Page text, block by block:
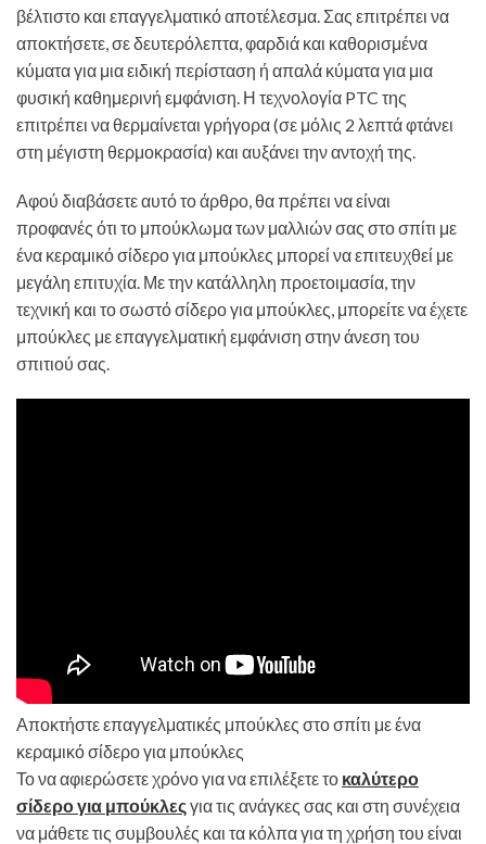
βέλτιστο και επαγγελματικό αποτέλεσμα. Σας επιτρέπει να
αποκτήσετε, σε δευτερόλεπτα, φαρδιά και καθορισμένα
κύματα για μια ειδική περίσταση ή απαλά κύματα για μια
φυσική καθημερινή εμφάνιση. Η τεχνολογία PTC της
επιτρέπει να θερμαίνεται γρήγορα (σε μόλις 2 λεπτά φτάνει
στη μέγιστη θερμοκρασία) και αυξάνει την αντοχή της.
Αφού διαβάσετε αυτό το άρθρο, θα πρέπει να είναι
προφανές ότι το μπούκλωμα των μαλλιών σας στο σπίτι με
ένα κεραμικό σίδερο για μπούκλες μπορεί να επιτευχθεί με
μεγάλη επιτυχία. Με την κατάλληλη προετοιμασία, την
τεχνική και το σωστό σίδερο για μπούκλες, μπορείτε να έχετε
μπούκλες με επαγγελματική εμφάνιση στην άνεση του
σπιτιού σας.
Αποκτήστε επαγγελματικές μπούκλες στο σπίτι με ένα
κεραμικό σίδερο για μπούκλες
Το να αφιερώσετε χρόνο για να επιλέξετε το καλύτερο
σίδερο για μπούκλεςγια τις ανάγκες σας και στη συνέχεια
να μάθετε τις συμβουλές και τα κόλπα για τη χρήση του είναι